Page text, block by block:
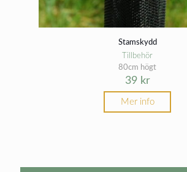
Stamskydd
Tillbehör
80cm högt
39 kr
Mer info